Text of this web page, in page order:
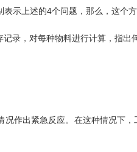
表示上述的4个问题，那么，这个
记录，对每种物料进行计算，指出
作出紧急反应。在这种情况下